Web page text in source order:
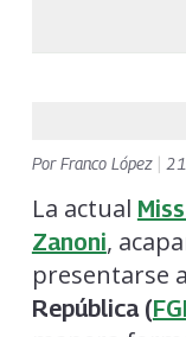
PorFranco López
La actual
Zanoni,
presentarse
República (